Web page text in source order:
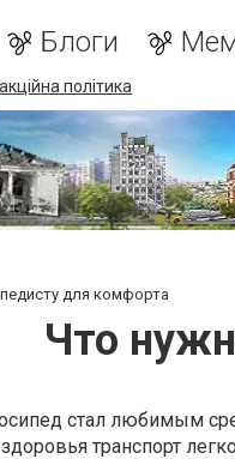
Блоги
політика
для комфорта
Что
стал любимым
транспорт